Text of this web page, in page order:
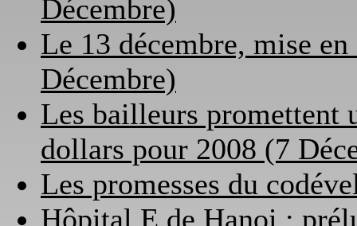
Décembre)
Le 13 décembre, mise
Décembre)
Les bailleurs promettent
dollars pour 2008 (7
Les promesses du
Hôpital E de Hanoi :